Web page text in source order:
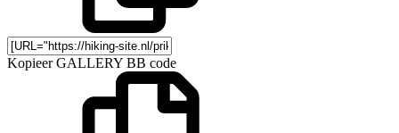
Kopieer GALLERY BB code